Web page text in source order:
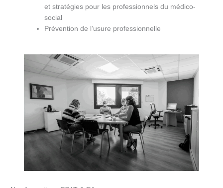
et stratégies pour les professionnels du médico-
social
Prévention de l’usure professionnelle